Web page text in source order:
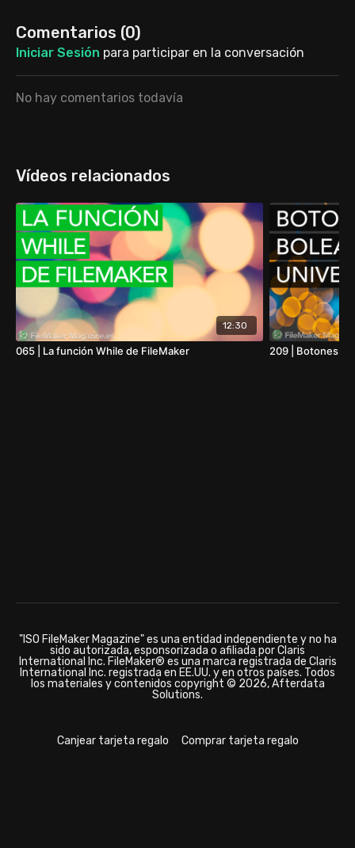
Comentarios (0)
Iniciar Sesión para participar en la conversación
No hay comentarios todavía
Vídeos relacionados
12:30
065 | La función While de FileMaker 209 | Botones
"ISO FileMaker Magazine" es una entidad independiente y no ha
sido autorizada, esponsorizada o afiliada por Claris
International Inc. FileMaker® es una marca registrada de Claris
International Inc. registrada en EE.UU. y en otros países. Todos
los materiales y contenidos copyright © 2026, Afterdata
Solutions.
Canjear tarjeta regalo Comprar tarjeta regalo